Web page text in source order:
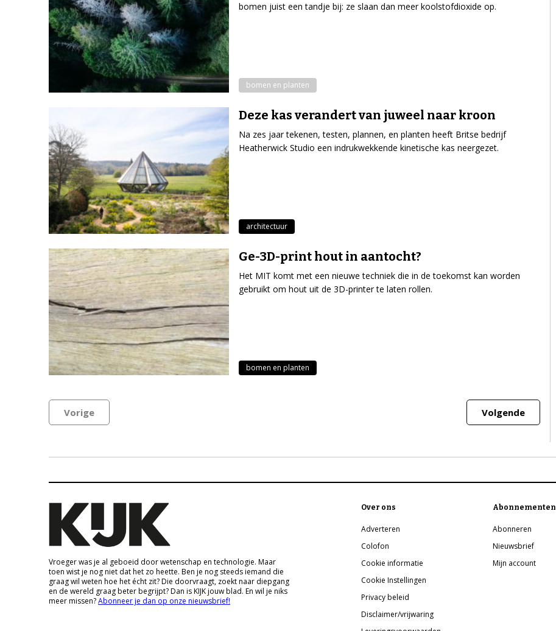
bomen juist een tandje bij: ze slaan dan meer koolstofdioxide op.
bomen en planten
Deze kas verandert van juweel naar kroon
Na zes jaar tekenen, testen, plannen, en planten heeft Britse bedrijf
Heatherwick Studio een indrukwekkende kinetische kas neergezet.
architectuur
Ge-3D-print hout in aantocht?
Het MIT komt met een nieuwe techniek die in de toekomst kan worden
gebruikt om hout uit de 3D-printer te laten rollen.
bomen en planten
Vorige Volgende
Vroeger was je al geboeid door wetenschap en technologie. Maar
toen wist je nog niet dat het zo heette. Ben je nog steeds iemand die
graag wil weten hoe het écht zit? Die doorvraagt, zoekt naar diepgang
en de wereld graag beter begrijpt? Dan is KIJK jouw blad. En wil je niks
meer missen?Abonneer je dan op onze nieuwsbrief!
Over ons
Adverteren
Colofon
Cookie informatie
Cookie Instellingen
Privacy beleid
Disclaimer/vrijwaring
Abonnementen
Abonneren
Nieuwsbrief
Mijn account